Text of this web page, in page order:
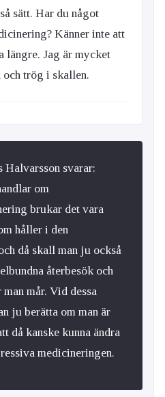
sätt. Har du något
Känner inte att
längre. Jag är mycket
och trög i skallen.
Halvarsson svarar:
om
brukar det vara
håller i den
då skall man ju också
återbesök och
mår. Vid dessa
ju berätta om man är
då kanske kunna ändra
medicineringen.